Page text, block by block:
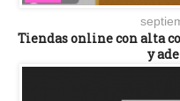
Tiendas online con alta
y